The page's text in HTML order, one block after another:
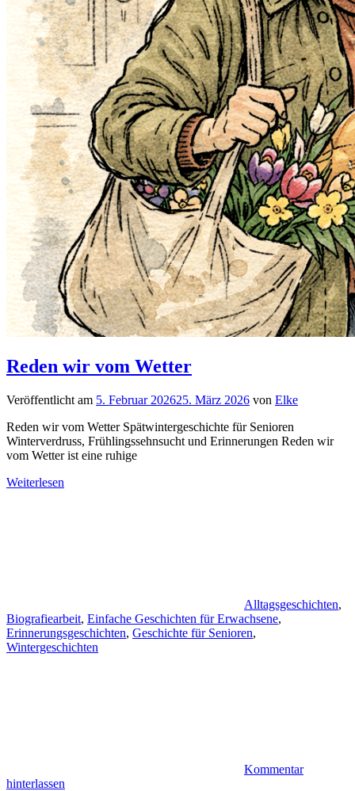
Reden wir vom Wetter
Veröffentlicht am 5. Februar 202625. März 2026 von Elke
Reden wir vom Wetter Spätwintergeschichte für Senioren
Winterverdruss, Frühlingssehnsucht und Erinnerungen Reden wir
vom Wetter ist eine ruhige
Weiterlesen
Alltagsgeschichten,
Biografiearbeit, Einfache Geschichten für Erwachsene,
Erinnerungsgeschichten, Geschichte für Senioren,
Wintergeschichten
Kommentar
hinterlassen